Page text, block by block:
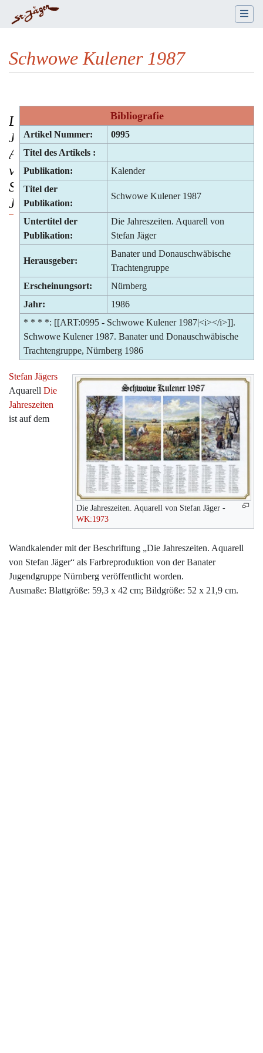
Schwowe Kulener 1987
Bibliografie
Artikel Nummer:
0995
Titel des Artikels :
Publikation:
Kalender
Titel der
Publikation:
Schwowe Kulener 1987
Untertitel der
Publikation:
Die Jahreszeiten. Aquarell von
Stefan Jäger
Herausgeber:
Banater und Donauschwäbische
Trachtengruppe
Erscheinungsort:
Nürnberg
Jahr:
1986
* * * *: [[ART:0995 - Schwowe Kulener 1987|<i></i>]].
Schwowe Kulener 1987. Banater und Donauschwäbische
Trachtengruppe, Nürnberg 1986
Die Jahreszeiten. Aquarell von Stefan Jäger -
WK:1973
Die
Jahreszeiten.
Aquarell
von
Stefan
Jäger
Stefan Jägers
Aquarell Die
Jahreszeiten
ist auf dem
Wandkalender mit der Beschriftung „Die Jahreszeiten. Aquarell
von Stefan Jäger“ als Farbreproduktion von der Banater
Jugendgruppe Nürnberg veröffentlicht worden.
Ausmaße: Blattgröße: 59,3 x 42 cm; Bildgröße: 52 x 21,9 cm.